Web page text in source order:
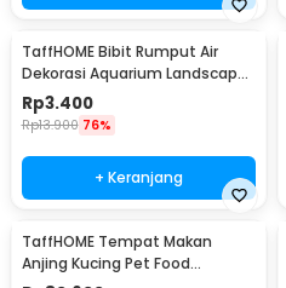
TaffHOME Bibit Rumput Air
Dekorasi Aquarium Landscape
Ornament 10g Love Grass -
H0027
Rp3.400
Rp13.900 76%
+ Keranjang
TaffHOME Tempat Makan
Anjing Kucing Pet Food